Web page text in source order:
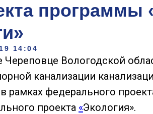
программы
14:04
Череповце Вологодской
канализации
рамках федерального
проекта «Экология».